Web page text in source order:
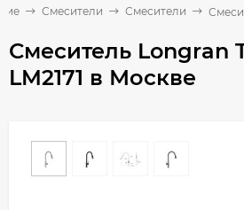
Смесители Смесители
Смеситель Longran
LM2171 в Москве